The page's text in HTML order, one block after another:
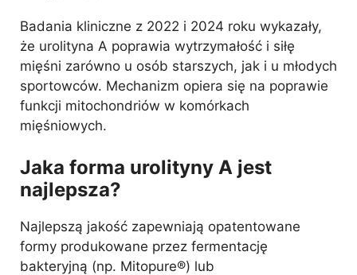
Badania kliniczne z 2022 i 2024 roku wykazały,
że urolityna A poprawia wytrzymałość i siłę
mięśni zarówno u osób starszych, jak i u młodych
sportowców. Mechanizm opiera się na poprawie
funkcji mitochondriów w komórkach
mięśniowych.
Jaka forma urolityny A jest
najlepsza?
Najlepszą jakość zapewniają opatentowane
formy produkowane przez fermentację
bakteryjną (np. Mitopure®) lub